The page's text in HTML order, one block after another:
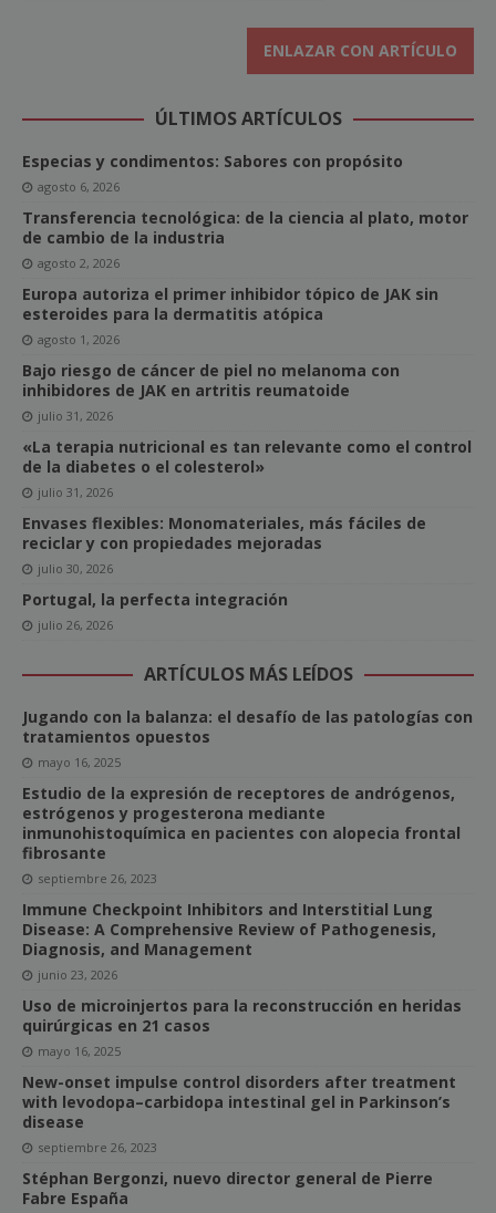
ENLAZAR CON ARTÍCULO
ÚLTIMOS ARTÍCULOS
Especias y condimentos: Sabores con propósito
agosto 6, 2026
Transferencia tecnológica: de la ciencia al plato, motor
de cambio de la industria
agosto 2, 2026
Europa autoriza el primer inhibidor tópico de JAK sin
esteroides para la dermatitis atópica
agosto 1, 2026
Bajo riesgo de cáncer de piel no melanoma con
inhibidores de JAK en artritis reumatoide
julio 31, 2026
«La terapia nutricional es tan relevante como el control
de la diabetes o el colesterol»
julio 31, 2026
Envases flexibles: Monomateriales, más fáciles de
reciclar y con propiedades mejoradas
julio 30, 2026
Portugal, la perfecta integración
julio 26, 2026
ARTÍCULOS MÁS LEÍDOS
Jugando con la balanza: el desafío de las patologías con
tratamientos opuestos
mayo 16, 2025
Estudio de la expresión de receptores de andrógenos,
estrógenos y progesterona mediante
inmunohistoquímica en pacientes con alopecia frontal
fibrosante
septiembre 26, 2023
Immune Checkpoint Inhibitors and Interstitial Lung
Disease: A Comprehensive Review of Pathogenesis,
Diagnosis, and Management
junio 23, 2026
Uso de microinjertos para la reconstrucción en heridas
quirúrgicas en 21 casos
mayo 16, 2025
New-onset impulse control disorders after treatment
with levodopa–carbidopa intestinal gel in Parkinson’s
disease
septiembre 26, 2023
Stéphan Bergonzi, nuevo director general de Pierre
Fabre España